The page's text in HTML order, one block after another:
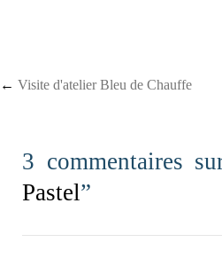
Post navigation
← Visite d'atelier Bleu de Chauffe
3 commentaires
Pastel”